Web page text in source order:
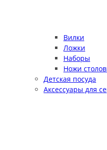
Вилки
Ложки
Наборы
Ножи
Детская посуда
Аксессуары для